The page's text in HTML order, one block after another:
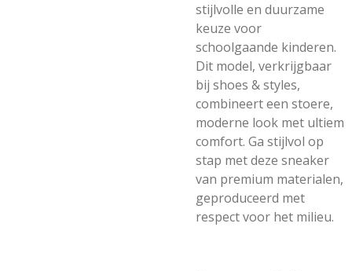
stijlvolle en duurzame
keuze voor
schoolgaande kinderen.
Dit model, verkrijgbaar
bij shoes & styles,
combineert een stoere,
moderne look met ultiem
comfort. Ga stijlvol op
stap met deze sneaker
van premium materialen,
geproduceerd met
respect voor het milieu.